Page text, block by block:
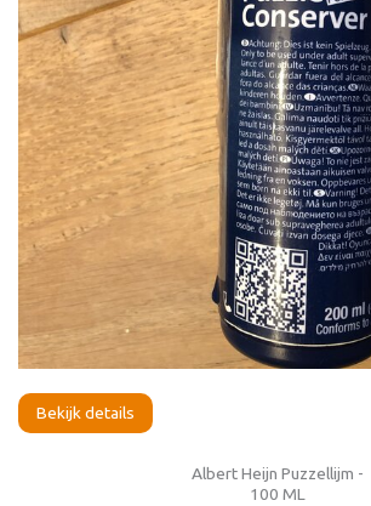
Bekijk details
Albert Heijn Puzzellijm -
100 ML